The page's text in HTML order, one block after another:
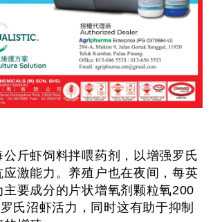
斤虾饲料拌喂药剂，以增强罗氏
激能力。养殖户也在夜间，每英
要成分的片状增氧剂颗粒氧200
氏沼虾活力，同时这有助于抑制